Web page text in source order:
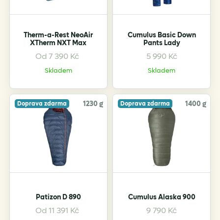
on
product
page
chosen
on
product
page
Therm-a-Rest NeoAir
XTherm NXT Max
Od 7 390 Kč
Skladem
This
product
multiple
variants.
The
options
may
be
chosen
on
product
page
Cumulus Basic Down
Pants Lady
5 990 Kč
Skladem
This
product
multiple
variants.
The
options
may
be
chosen
on
product
page
Doprava zdarma 1230 g
Patizon D 890
Od 11 391 Kč
This
Doprava zdarma 1400 g
Cumulus Alaska 900
9 790 Kč
This